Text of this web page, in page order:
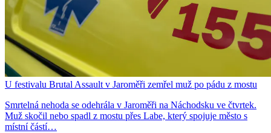
U festivalu Brutal Assault v Jaroměři zemřel muž po pádu z mostu
Smrtelná nehoda se odehrála v Jaroměři na Náchodsku ve čtvrtek.
Muž skočil nebo spadl z mostu přes Labe, který spojuje město s
místní částí…